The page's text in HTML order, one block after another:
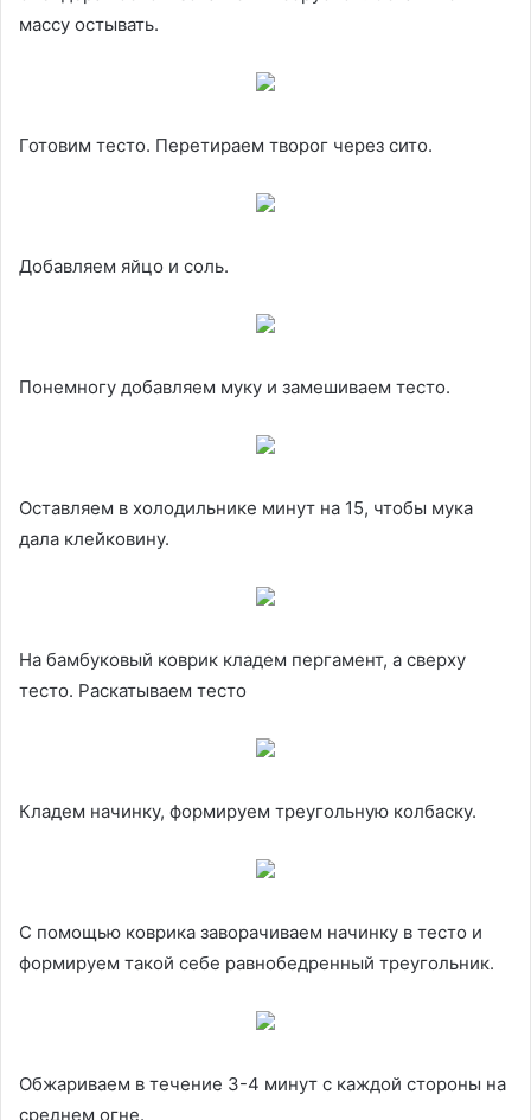
массу остывать.
Готовим тесто. Перетираем творог через сито.
Добавляем яйцо и соль.
Понемногу добавляем муку и замешиваем тесто.
Оставляем в холодильнике минут на 15, чтобы мука
дала клейковину.
На бамбуковый коврик кладем пергамент, а сверху
тесто. Раскатываем тесто
Кладем начинку, формируем треугольную колбаску.
С помощью коврика заворачиваем начинку в тесто и
формируем такой себе равнобедренный треугольник.
Обжариваем в течение 3-4 минут с каждой стороны на
среднем огне.